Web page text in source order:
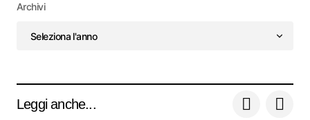
Archivi
Leggi anche...